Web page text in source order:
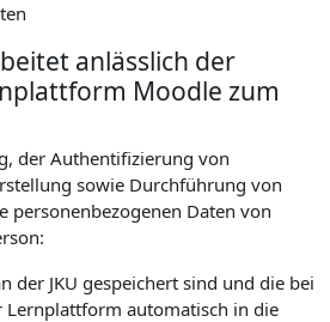
anlässlich der
Moodle zum
der Authentifizierung von
sowie Durchführung von
personenbezogenen Daten von
der JKU gespeichert sind und die bei
Lernplattform automatisch in die